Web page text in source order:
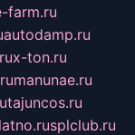
farm.ru
autodamp.ru
x-ton.ru
manunae.ru
tajuncos.ru
splclub.ru